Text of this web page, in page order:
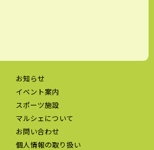
お知らせ
イベント案内
スポーツ施設
マルシェについて
お問い合わせ
個人情報の取り扱い